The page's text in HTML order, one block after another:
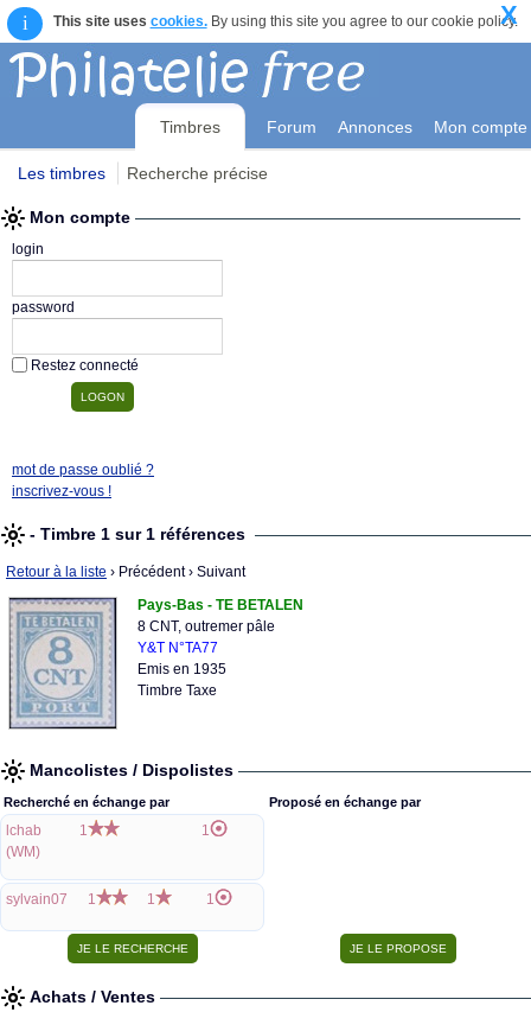
i This site uses cookies.By using this site you agree to our cookie policy.
X
Timbres Forum Annonces Mon compte
Les timbres Recherche précise
Mon compte
login
password
Restez connecté
mot de passe oublié ?
inscrivez-vous !
- Timbre 1 sur 1 références
Retour à la liste › Précédent› Suivant
Pays-Bas - TE BETALEN
8 CNT, outremer pâle
Y&T N°TA77
Emis en 1935
Timbre Taxe
Mancolistes / Dispolistes
Recherché en échange par
lchab
(WM)
1 1
sylvain07 1 1 1
Proposé en échange par
Achats / Ventes